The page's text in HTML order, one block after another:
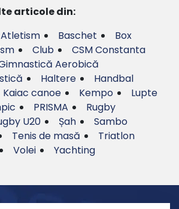
articole din:
Atletism Baschet
Box
Club
CSM Constanta
Aerobică
Haltere
Handbal
Kaiac canoe Kempo
Lupte
PRISMA
Rugby
U20 Șah
Sambo
Tenis de masă
Triatlon
Volei Yachting